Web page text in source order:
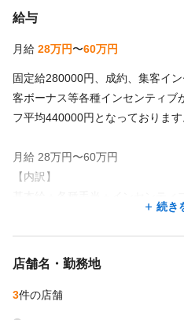
給与
月給 28万円〜60万円
固定給280000円、成約、集客イ
客ボーナス等各種インセンティブ
フ平均440000円となっております
月給 28万円〜60万円
【内訳】
【月収例】
基本給28万円＋役職手当5万円＋
続き
店舗名・勤務地
3件の店舗